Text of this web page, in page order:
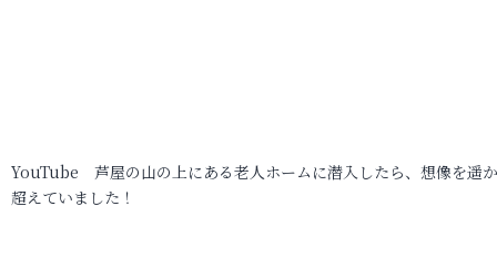
YouTube 芦屋の山の上にある老人ホームに潜入したら、想像を遥
超えていました！